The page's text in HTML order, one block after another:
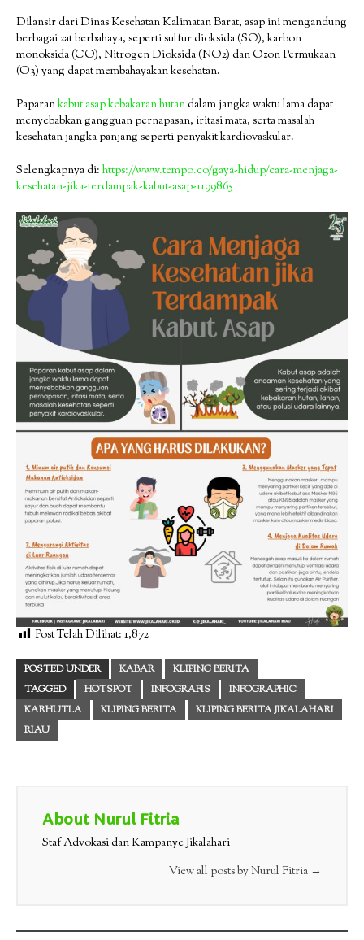
Dilansir dari Dinas Kesehatan Kalimatan Barat, asap ini mengandung
berbagai zat berbahaya, seperti sulfur dioksida (SO), karbon
monoksida (CO), Nitrogen Dioksida (NO2) dan Ozon Permukaan
(O3) yang dapat membahayakan kesehatan.
Paparankabut asap kebakaran hutan dalam jangka waktu lama dapat
menyebabkan gangguan pernapasan, iritasi mata, serta masalah
kesehatan jangka panjang seperti penyakit kardiovaskular.
Selengkapnya di: https://www.tempo.co/gaya-hidup/cara-menjaga-
kesehatan-jika-terdampak-kabut-asap-1199865
Post Telah Dilihat: 1,872
POSTED UNDER KABAR
KLIPING BERITA
TAGGED
HOTSPOT INFOGRAFIS
INFOGRAPHIC
KARHUTLA
KLIPING BERITA
KLIPING BERITA JIKALAHARI
RIAU
About Nurul Fitria
Staf Advokasi dan Kampanye Jikalahari
View all posts by Nurul Fitria →